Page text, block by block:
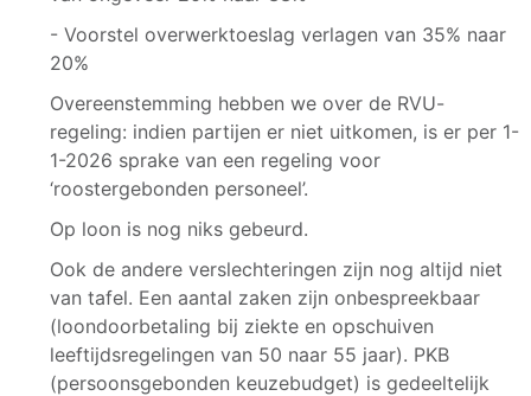
- Voorstel overwerktoeslag verlagen van 35% naar
20%
Overeenstemming hebben we over de RVU-
regeling: indien partijen er niet uitkomen, is er per 1-
1-2026 sprake van een regeling voor
‘roostergebonden personeel’.
Op loon is nog niks gebeurd.
Ook de andere verslechteringen zijn nog altijd niet
van tafel. Een aantal zaken zijn onbespreekbaar
(loondoorbetaling bij ziekte en opschuiven
leeftijdsregelingen van 50 naar 55 jaar). PKB
(persoonsgebonden keuzebudget) is gedeeltelijk